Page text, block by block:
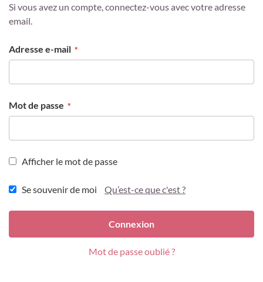
Si vous avez un compte, connectez-vous avec votre adresse
email.
Adresse e-mail
Mot de passe
Afficher le mot de passe
Se souvenir de moi Qu’est-ce que c'est ?
Connexion
Mot de passe oublié ?